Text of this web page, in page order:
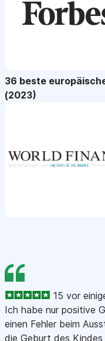
36 beste
(2023)
15 vor
Ich habe nur positive
einen Fehler beim
die Geburt des